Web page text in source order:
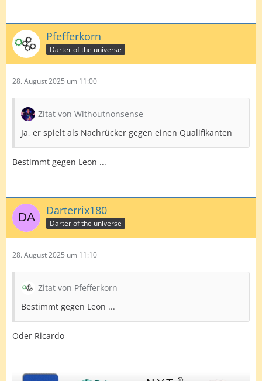
Pfefferkorn
Darter of the universe
28. August 2025 um 11:00
Zitat von Withoutnonsense
Ja, er spielt als Nachrücker gegen einen Qualifikanten
Bestimmt gegen Leon ...
Darterrix180
Darter of the universe
28. August 2025 um 11:10
Zitat von Pfefferkorn
Bestimmt gegen Leon ...
Oder Ricardo